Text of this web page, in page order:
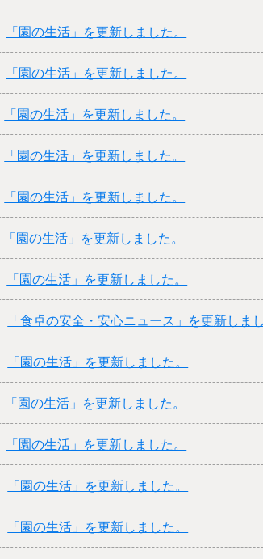
「園の生活」を更新しました。
「園の生活」を更新しました。
「園の生活」を更新しました。
「園の生活」を更新しました。
「園の生活」を更新しました。
「園の生活」を更新しました。
「園の生活」を更新しました。
「食卓の安全・安心ニュース」を更新しま
「園の生活」を更新しました。
「園の生活」を更新しました。
「園の生活」を更新しました。
「園の生活」を更新しました。
「園の生活」を更新しました。